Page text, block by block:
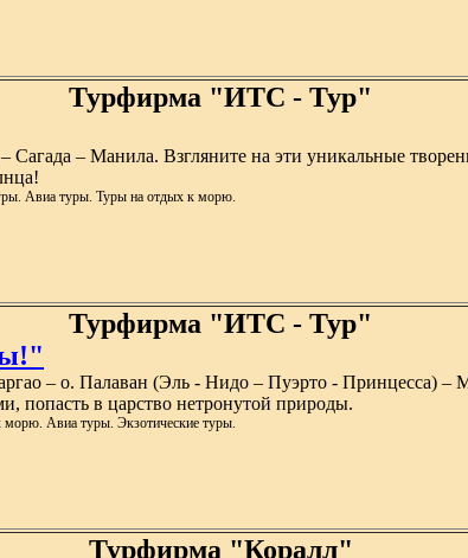
Турфирма "ИТС - Тур"
– Манила. Взгляните на эти уникальные
Авиа туры. Туры на отдых к морю.
Турфирма "ИТС - Тур"
– о. Палаван (Эль - Нидо – Пуэрто - Принцесса)
попасть в царство нетронутой природы.
Авиа туры. Экзотические туры.
Турфирма "Коралл"